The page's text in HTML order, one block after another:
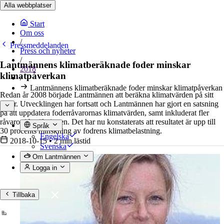
Alla webbplatser
Start
Om oss
/
Press och nyheter
/
2018
/
Lantmännens klimatberäknade foder minskar klimatpåverkan
Språk
Engelska
Svenska
Om Lantmännen
Logga in
Tillbaka
Pressmeddelanden
Lantmännens klimatberäknade foder minskar
klimatpåverkan
Redan år 2008 började Lantmännen att beräkna klimatvärden på sitt
foder. Utvecklingen har fortsatt och Lantmännen har gjort en satsning
på att uppdatera foderråvarornas klimatvärden, samt inkluderat fler
råvaror i beräkningen. Det har nu konstaterats att resultatet är upp till
30 procents minskning av fodrens klimatbelastning.
2018-10-15• 2 min lästid